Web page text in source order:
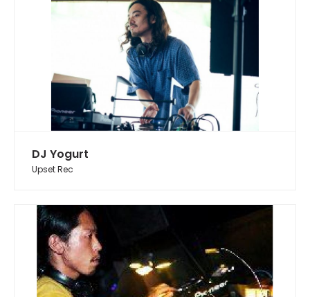
DJ Yogurt
Upset Rec